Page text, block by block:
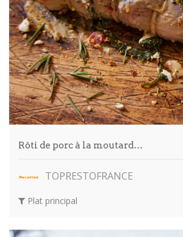
Rôti de porc à la moutard…
TOPRESTOFRANCE
Plat principal